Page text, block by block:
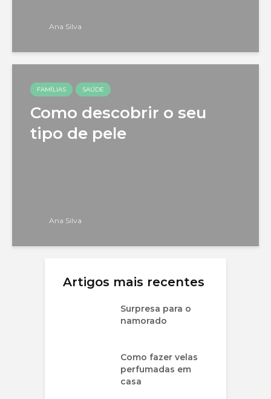
Ana Silva
FAMÍLIAS SAÚDE
Como descobrir o seu
tipo de pele
Ana Silva
Artigos mais recentes
Surpresa para o
namorado
Como fazer velas
perfumadas em
casa